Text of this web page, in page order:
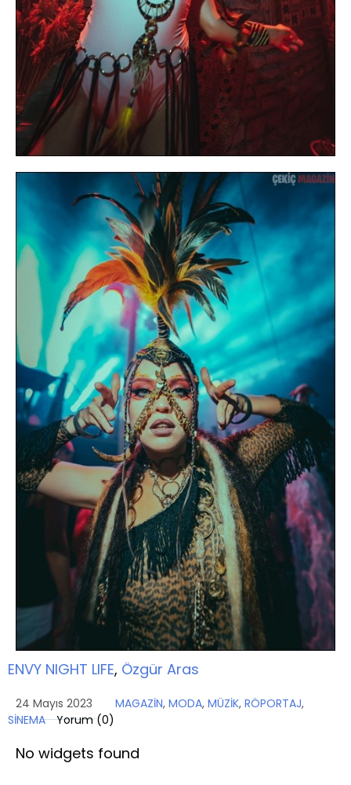
ENVY NIGHT LIFE, Özgür Aras
24 Mayıs 2023 MAGAZİN, MODA, MÜZİK, RÖPORTAJ,
SİNEMA
Yorum (0)
No widgets found